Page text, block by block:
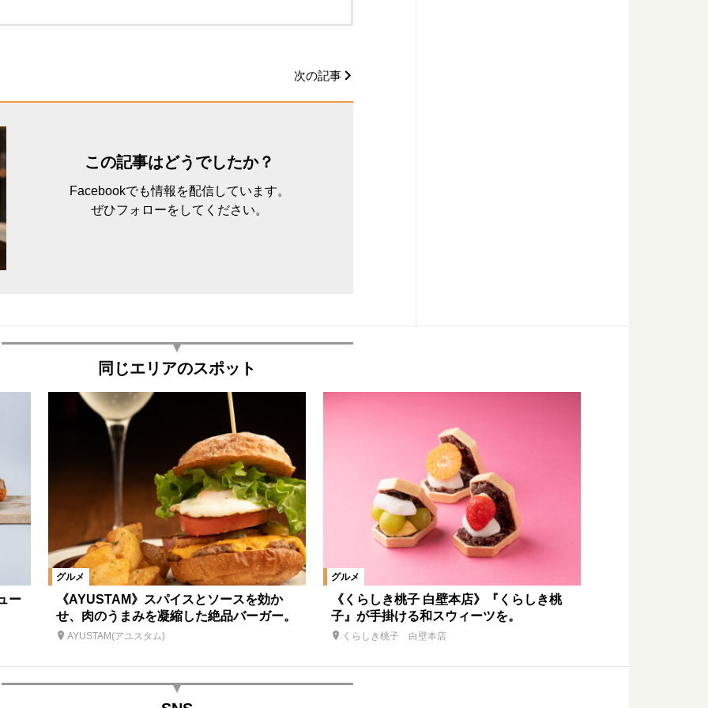
次の記事
この記事はどうでしたか？
Facebookでも情報を配信しています。
ぜひフォローをしてください。
同じエリアのスポット
ー
グルメ
《AYUSTAM》スパイスとソースを効か
せ、肉のうまみを凝縮した絶品バーガー。
AYUSTAM(アユスタム)
グルメ
《くらしき桃子 白壁本店》『くらしき桃
子』が手掛ける和スウィーツを。
くらしき桃子 白壁本店